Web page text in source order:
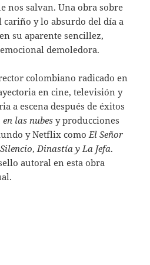
nos salvan. Una obra sobre
cariño y lo absurdo del día a
su aparente sencillez,
demoledora.
colombiano radicado en
en cine, televisión y
a escena después de éxitos
las nubes y producciones
y Netflix como El Señor
, Dinastía y La Jefa.
autoral en esta obra